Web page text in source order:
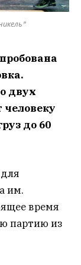
двух
человеку
до 60
им.
время
партию из